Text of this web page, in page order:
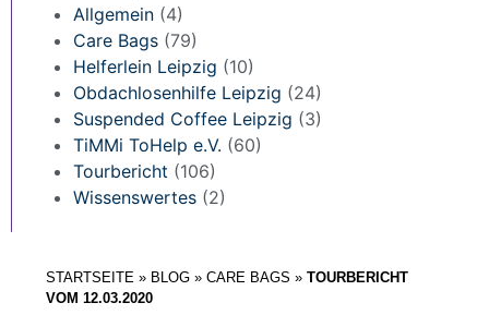
STARTSEITE » BLOG » CARE BAGS » TOURBERICHT
VOM 12.03.2020
Allgemein (4)
Care Bags (79)
Helferlein Leipzig (10)
Obdachlosenhilfe Leipzig (24)
Suspended Coffee Leipzig (3)
TiMMi ToHelp e.V. (60)
Tourbericht (106)
Wissenswertes (2)